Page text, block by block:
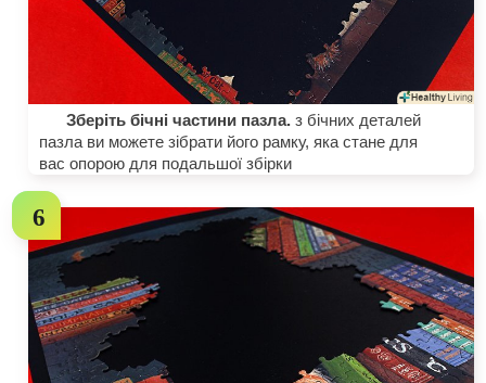
Зберіть бічні частини пазла. з бічних деталей
пазла ви можете зібрати його рамку, яка стане для
вас опорою для подальшої збірки